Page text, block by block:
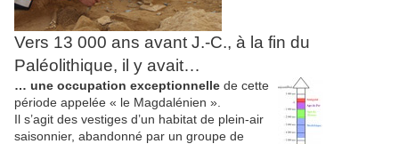
Vers 13 000 ans avant J.-C., à la fin du
Paléolithique, il y avait…
… une occupation exceptionnelle de cette
période appelée « le Magdalénien ».
Il s’agit des vestiges d’un habitat de plein-air
saisonnier, abandonné par un groupe de